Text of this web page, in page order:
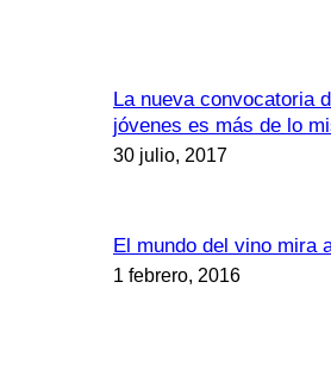
La nueva convocatoria
jóvenes es más de lo
30 julio, 2017
El mundo del vino mira
1 febrero, 2016